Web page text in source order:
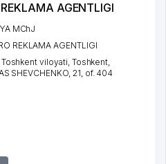
AGENTLIGI
MChJ
REKLAMA AGENTLIGI
Toshkent viloyati, Toshkent,
SHEVCHENKO, 21, of. 404